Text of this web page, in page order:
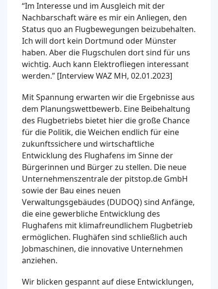
“Im Interesse und im Ausgleich mit der
Nachbarschaft wäre es mir ein Anliegen, den
Status quo an Flugbewegungen beizubehalten.
Ich will dort kein Dortmund oder Münster
haben. Aber die Flugschulen dort sind für uns
wichtig. Auch kann Elektrofliegen interessant
werden.” [Interview WAZ MH, 02.01.2023]
Mit Spannung erwarten wir die Ergebnisse aus
dem Planungswettbewerb. Eine Beibehaltung
des Flugbetriebs bietet hier die große Chance
für die Politik, die Weichen endlich für eine
zukunftssichere und wirtschaftliche
Entwicklung des Flughafens im Sinne der
Bürgerinnen und Bürger zu stellen. Die neue
Unternehmenszentrale der pitstop.de GmbH
sowie der Bau eines neuen
Verwaltungsgebäudes (DUDOQ) sind Anfänge,
die eine gewerbliche Entwicklung des
Flughafens mit klimafreundlichem Flugbetrieb
ermöglichen. Flughäfen sind schließlich auch
Jobmaschinen, die innovative Unternehmen
anziehen.
Wir blicken gespannt auf diese Entwicklungen,